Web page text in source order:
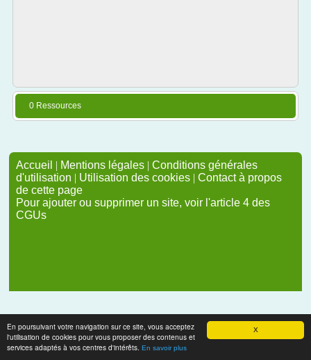
X
En poursuivant votre navigation sur ce site, vous acceptez
l'utilisation de cookies pour vous proposer des contenus et
services adaptés à vos centres d'intérêts. En savoir plus
0 Ressources
Accueil | Mentions légales | Conditions générales
d'utilisation | Utilisation des cookies | Contact à propos
de cette page
Pour ajouter ou supprimer un site, voir l'article 4 des
CGUs